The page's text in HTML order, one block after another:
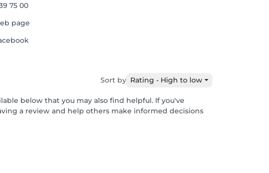
75 00
page
Sort by Rating - High to low
below that you may also find helpful. If you've
a review and help others make informed decisions